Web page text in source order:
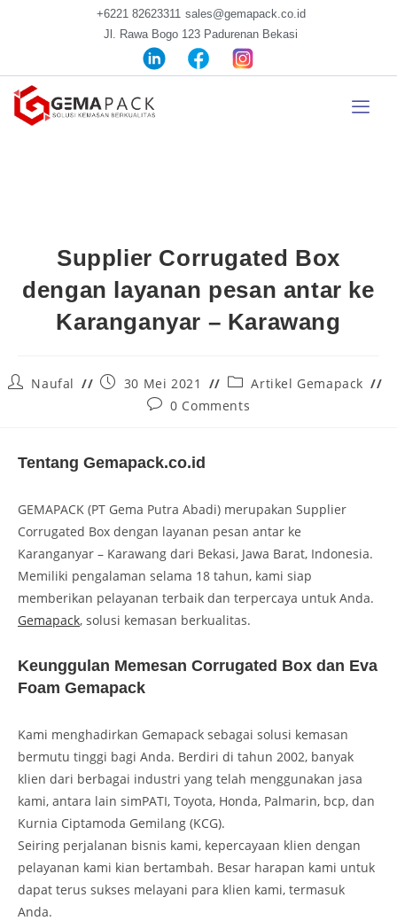
+6221 82623311 sales@gemapack.co.id
Jl. Rawa Bogo 123 Padurenan Bekasi
Supplier Corrugated Box
dengan layanan pesan antar ke
Karanganyar – Karawang
Naufal 30 Mei 2021
Artikel Gemapack
0 Comments
Tentang Gemapack.co.id
GEMAPACK (PT Gema Putra Abadi) merupakan Supplier
Corrugated Box dengan layanan pesan antar ke
Karanganyar – Karawang dari Bekasi, Jawa Barat, Indonesia.
Memiliki pengalaman selama 18 tahun, kami siap
memberikan pelayanan terbaik dan terpercaya untuk Anda.
Gemapack, solusi kemasan berkualitas.
Keunggulan Memesan Corrugated Box dan Eva
Foam Gemapack
Kami menghadirkan Gemapack sebagai solusi kemasan
bermutu tinggi bagi Anda. Berdiri di tahun 2002, banyak
klien dari berbagai industri yang telah menggunakan jasa
kami, antara lain simPATI, Toyota, Honda, Palmarin, bcp, dan
Kurnia Ciptamoda Gemilang (KCG).
Seiring perjalanan bisnis kami, kepercayaan klien dengan
pelayanan kami kian bertambah. Besar harapan kami untuk
dapat terus sukses melayani para klien kami, termasuk
Anda.